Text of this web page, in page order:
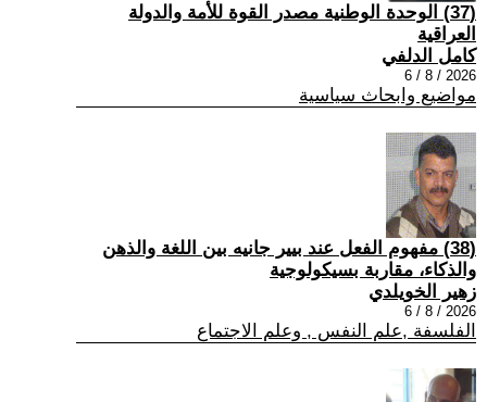
(37) الوحدة الوطنية مصدر القوة للأمة والدولة
العراقية
كامل الدلفي
2026 / 8 / 6
مواضيع وابحاث سياسية
(38) مفهوم الفعل عند بيير جانيه بين اللغة والذهن
والذكاء، مقاربة بسيكولوجية
زهير الخويلدي
2026 / 8 / 6
الفلسفة ,علم النفس , وعلم الاجتماع